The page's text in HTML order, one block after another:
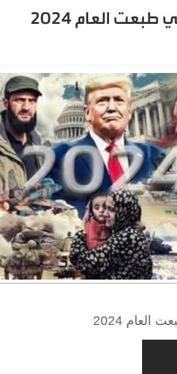
طبعت العام 2024
2024